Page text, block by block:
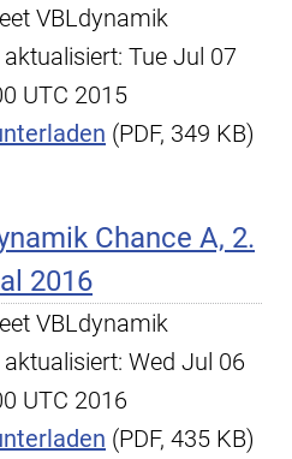
VBLdynamik
Tue Jul 07
UTC 2015
(PDF, 349 KB)
Chance A, 2.
2016
VBLdynamik
Wed Jul 06
UTC 2016
(PDF, 435 KB)